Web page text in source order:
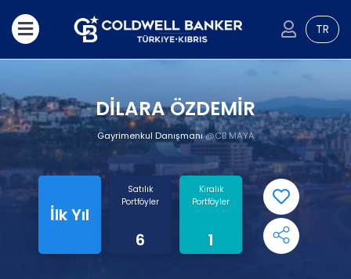
TR
DİLARA ÖZDEMİR
Gayrimenkul Danışmanı@CB MAYA
İlk Yıl
Satılık
Portföyler
6
Kiralık
Portföyler
1